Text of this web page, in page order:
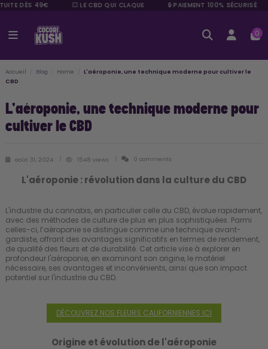
DÈS 49€ 💥 LE CBD QUI CLAQUE 🔒 PAIEMENT 100% SÉCURISÉ
0
Accueil Blog Home
L'aéroponie, une technique moderne pour cultiver le
CBD
L'aéroponie, une technique moderne pour
cultiver le CBD
août 31, 2024 1548 views 0 comments
L'aéroponie : révolution dans la culture du CBD
L'industrie du cannabis, en particulier celle du CBD, évolue rapidement,
avec des méthodes de culture de plus en plus sophistiquées. Parmi
celles-ci, l’aéroponie se distingue comme une technique avant-
gardiste, offrant des avantages significatifs en termes de rendement,
de qualité des fleurs et de durabilité. Cet article vise à explorer en
profondeur l'aéroponie, en examinant son origine, le matériel
nécessaire, ses avantages et inconvénients, ainsi que son impact
potentiel sur l'industrie du CBD.
DÉCOUVREZ NOS FLEURS CALIFORNIENNES ICI
Origine et évolution de l'aéroponie